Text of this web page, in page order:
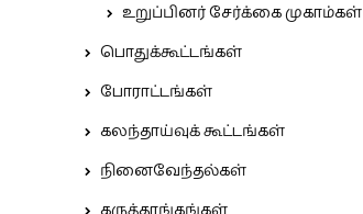
உறுப்பினர் சேர்க்கை முகாம்கள்
பொதுக்கூட்டங்கள்
போராட்டங்கள்
கலந்தாய்வுக் கூட்டங்கள்
நினைவேந்தல்கள்